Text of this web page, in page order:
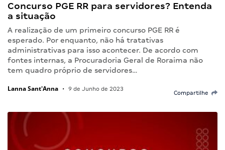
Concurso PGE RR para servidores? Entenda
a situação
A realização de um primeiro concurso PGE RR é
esperado. Por enquanto, não há tratativas
administrativas para isso acontecer. De acordo com
fontes internas, a Procuradoria Geral de Roraima não
tem quadro próprio de servidores…
Lanna Sant'Anna • 9 de Junho de 2023
Compartilhe